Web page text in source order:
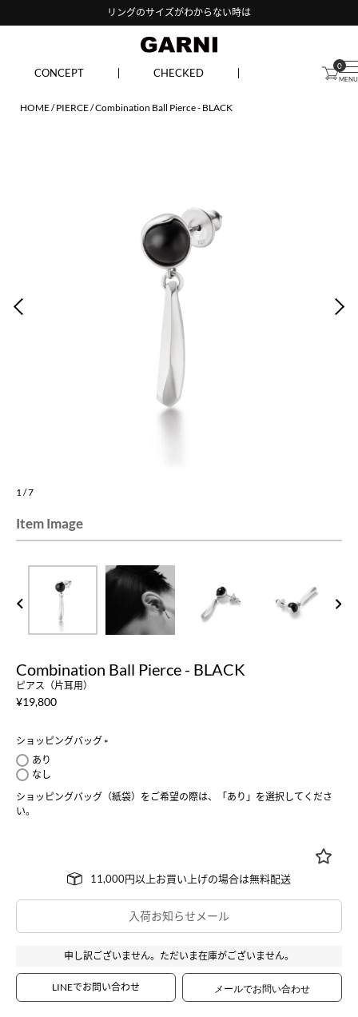
リングのサイズがわからない時は
CONCEPT CHECKED
0
HOME PIERCE Combination Ball Pierce - BLACK
PREV
1/7
Item Image
NEXT
Combination Ball Pierce - BLACK
ピアス（片耳用）
¥19,800
ショッピングバッグ
あり
なし
ショッピングバッグ（紙袋）をご希望の際は、「あり」を選択してくださ
い。
入荷お知らせメール
申し訳ございません。ただいま在庫がございません。
LINEでお問い合わせ